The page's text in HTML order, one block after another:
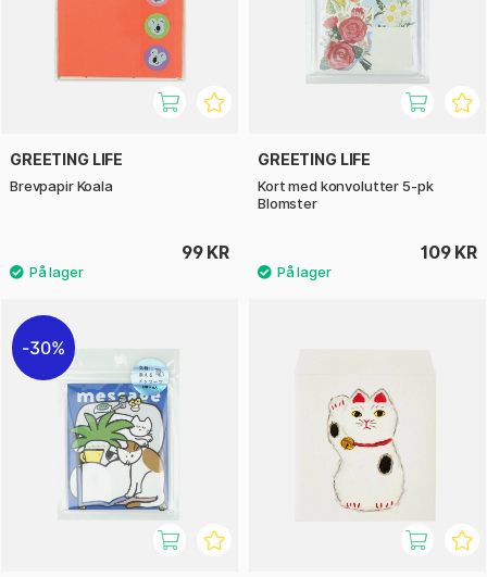
GREETING LIFE
Brevpapir Koala
99 KR
GREETING LIFE
Kort med konvolutter 5-pk
Blomster
109 KR
30%